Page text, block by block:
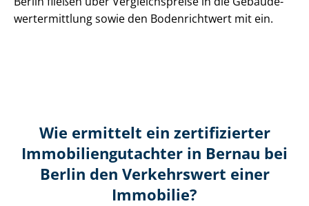
wert­ermitt­lung sowie den Bodenrichtwert mit ein.
Wie ermittelt ein zertifizierter
Immobilien­gutachter in Bernau bei
Berlin den Verkehrswert einer
Immobilie?